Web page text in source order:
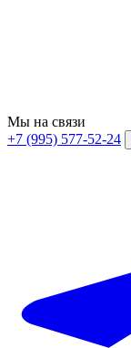
Мы на связи
+7 (995) 577-52-24